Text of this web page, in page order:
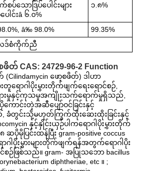
ပ်သောဒြပ်ပေါင်းများ
ေါင်းâ ၆.၀%
၁.၈%
â‰ 98.0%
99.35%
ဒ်စံကိုက်ညီ
ဖိတ် CAS: 24729-96-2 Function
(Cilindamycin ဖော့စဖိတ်) ဒါဟာ
တူရောဂါပိုးမွှားတိုက်ဖျက်ရေးရောင်စဉ်,
ားမှုနှင့်ကုသမှုအကျိုးသက်ရောက်မှုရှိသည်,
ောင်းတဲ့အဆီပျော်ဝင်ခြင်းနှင့်
ယ်, ခံတွင်းသို့မဟုတ်ကြွက်ထိုးဆေးထိုးခြင်းနှင့်
နှင့်နှိုင်းယှဉ်ပါကရောဂါပိုးမွှားတိုက်
မိုပြင်းထန်ပြီး gram-positive coccus
ဂါပိုးမွှားများတိုက်ဖျက်ရန်အတွက်ရောဂါပိုး
စဉ်ဖြစ်သည်။ gram- အပြုသဘော bacillus
diphtheriae, etc ။ ;